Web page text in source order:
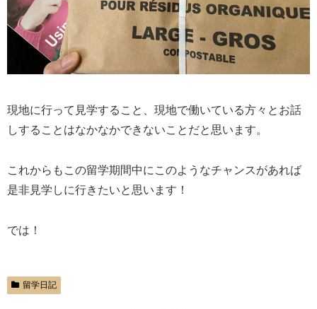
現地に行って見学すること、現地で働いている方々とお話
しすることはなかなかできないことだと思います。
これからもこの留学期間中にこのようなチャンスがあれば
是非見学しに行きたいと思います！
では！
留学日記